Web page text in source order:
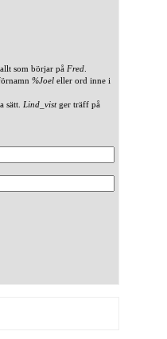
som börjar på Fred
%Joel eller ord inne i
sätt. Lind_vistger träff på